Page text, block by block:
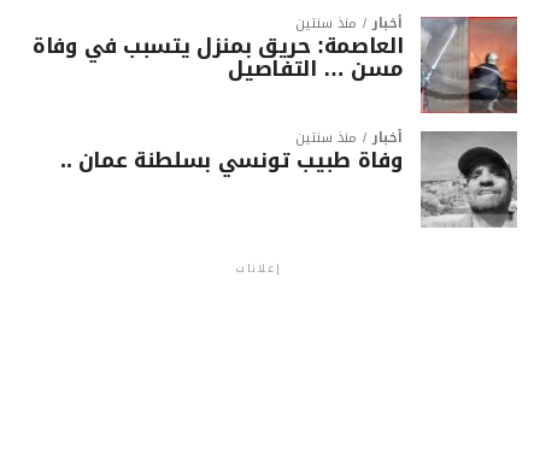
أخبار منذ سنتين
العاصمة: حريق بمنزل يتسبب في وفاة
مسن … التفاصيل
أخبار منذ سنتين
وفاة طبيب تونسي بسلطنة عمان ..
إعلانات